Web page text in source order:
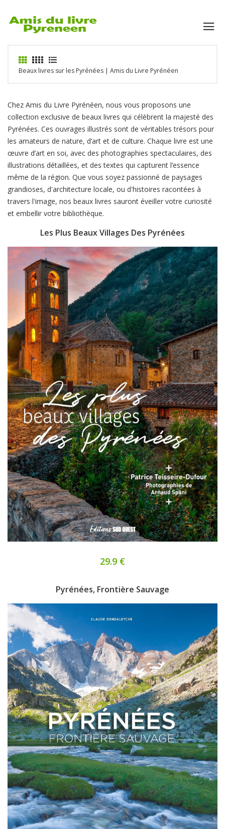
Beaux livres sur les Pyrénées | Amis du Livre Pyrénéen
Chez Amis du Livre Pyrénéen, nous vous proposons une
collection exclusive de beaux livres qui célèbrent la majesté des
Pyrénées. Ces ouvrages illustrés sont de véritables trésors pour
les amateurs de nature, d’art et de culture. Chaque livre est une
œuvre d’art en soi, avec des photographies spectaculaires, des
illustrations détaillées, et des textes qui capturent l’essence
même de la région. Que vous soyez passionné de paysages
grandioses, d'architecture locale, ou d'histoires racontées à
travers l'image, nos beaux livres sauront éveiller votre curiosité
et embellir votre bibliothèque.
Les Plus Beaux Villages Des Pyrénées
29.9 €
Pyrénées, Frontière Sauvage